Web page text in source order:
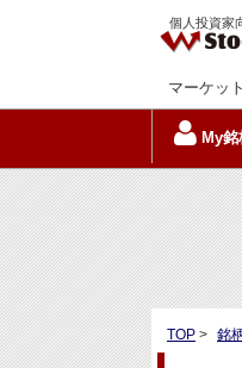
個人投資家
マーケッ
My銘
TOP > 銘